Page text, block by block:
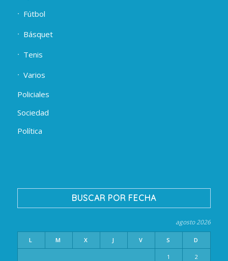
Fútbol
Básquet
Tenis
Varios
Policiales
Sociedad
Política
BUSCAR POR FECHA
agosto 2026
L M X J V S D
1 2